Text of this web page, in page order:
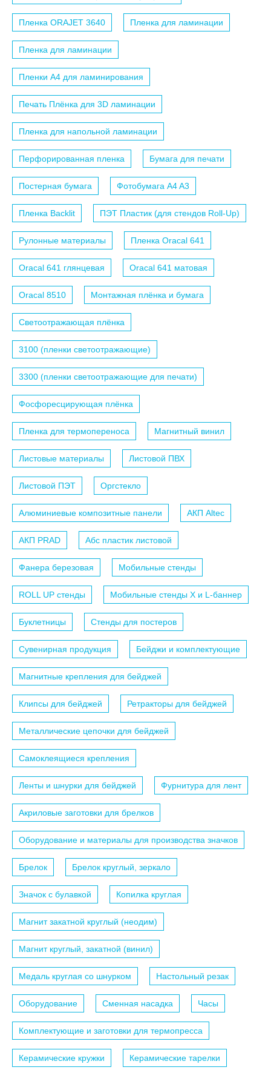
Пленка ORAJET 3640 Пленка для ламинации
Пленка для ламинации
Пленки A4 для ламинирования
Печать Плёнка для 3D ламинации
Пленка для напольной ламинации
Перфорированная пленка Бумага для печати
Постерная бумага Фотобумага A4 A3
Пленка Backlit ПЭТ Пластик (для стендов Roll-Up)
Рулонные материалы Пленка Oracal 641
Oracal 641 глянцевая Oracal 641 матовая
Oracal 8510 Монтажная плёнка и бумага
Светоотражающая плёнка
3100 (пленки светоотражающие)
3300 (пленки светоотражающие для печати)
Фосфоресцирующая плёнка
Пленка для термопереноса Магнитный винил
Листовые материалы Листовой ПВХ
Листовой ПЭТ Оргстекло
Алюминиевые композитные панели АКП Altec
АКП PRAD Абс пластик листовой
Фанера березовая Мобильные стенды
ROLL UP стенды Мобильные стенды X и L-баннер
Буклетницы Стенды для постеров
Сувенирная продукция Бейджи и комплектующие
Магнитные крепления для бейджей
Клипсы для бейджей Ретракторы для бейджей
Металлические цепочки для бейджей
Самоклеящиеся крепления
Ленты и шнурки для бейджей Фурнитура для лент
Акриловые заготовки для брелков
Оборудование и материалы для производства значков
Брелок Брелок круглый, зеркало
Значок с булавкой Копилка круглая
Магнит закатной круглый (неодим)
Магнит круглый, закатной (винил)
Медаль круглая со шнурком Настольный резак
Оборудование Сменная насадка Часы
Комплектующие и заготовки для термопресса
Керамические кружки Керамические тарелки